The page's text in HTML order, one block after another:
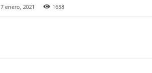
7 enero, 2021 1658